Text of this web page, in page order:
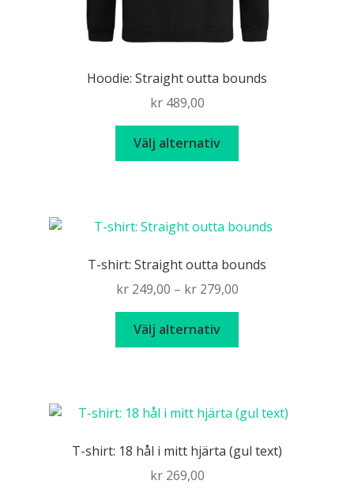
Hoodie: Straight outta bounds
kr489,00
Välj alternativ
varianter.
olika
alternativen
kan
på
T-shirt: Straight outta bounds
kr249,00 – kr279,00Price
range:
through
Välj alternativ
varianter.
olika
T-shirt: 18 hål i mitt hjärta (gul text)
kr269,00